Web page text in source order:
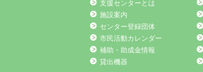
支援センターとは
施設案内
センター登録団体
市民活動カレンダー
補助・助成金情報
貸出機器